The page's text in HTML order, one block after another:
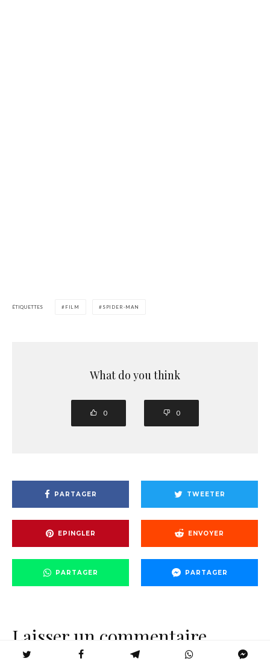
ÉTIQUETTES FILM SPIDER-MAN
What do you think
0 0
PARTAGER TWEETER
EPINGLER ENVOYER
PARTAGER PARTAGER
Laisser un commentaire
Les champs obligatoires sont